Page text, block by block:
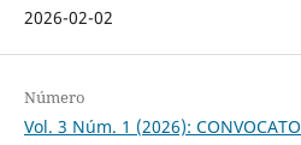
2026-02-02
Número
Vol. 3 Núm. 1 (2026):